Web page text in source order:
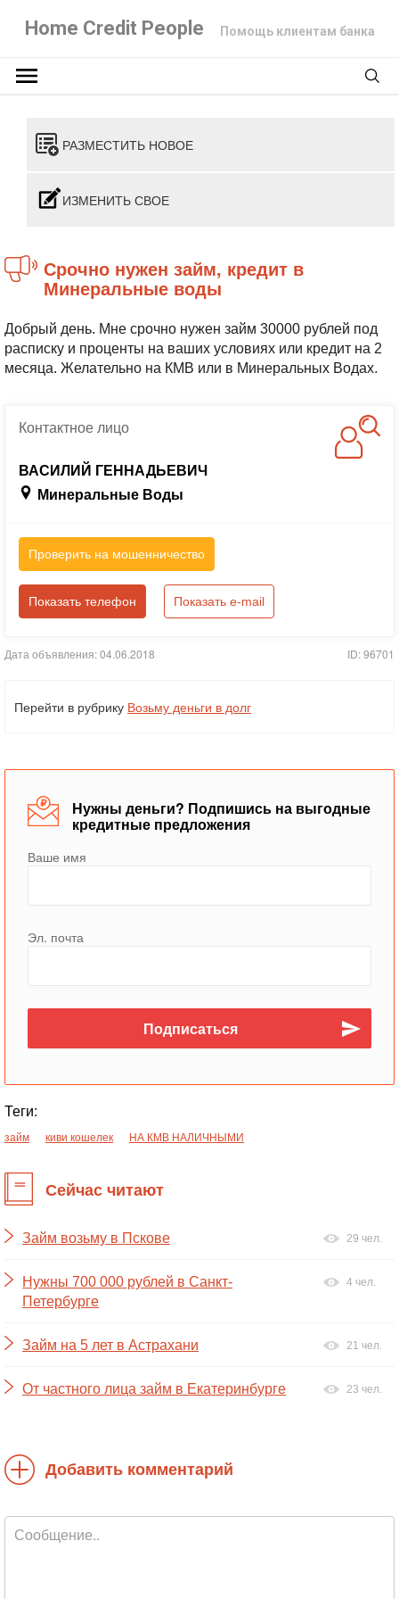
Home Credit People Помощь клиентам банка
РАЗМЕСТИТЬ НОВОЕ
ИЗМЕНИТЬ СВОЕ
Срочно нужен займ, кредит в
Минеральные воды
Добрый день. Мне срочно нужен займ 30000 рублей под
расписку и проценты на ваших условиях или кредит на 2
месяца. Желательно на КМВ или в Минеральных Водах.
Контактноелицо
ВАСИЛИЙ ГЕННАДЬЕВИЧ
Минеральные Воды
Проверить на мошенничество
Показать телефон Показать e-mail
Дата объявления: 04.06.2018 ID: 96701
Перейти в рубрику Возьму деньги в долг
Нужны деньги? Подпишись на выгодные
кредитные предложения
Ваше имя
Эл. почта
Теги:
займ киви кошелек НА КМВ НАЛИЧНЫМИ
Сейчас читают
Займ возьму в Пскове 29 чел.
Нужны 700 000 рублей в Санкт-
Петербурге
4 чел.
Займ на 5 лет в Астрахани 21 чел.
От частного лица займ в Екатеринбурге 23 чел.
Добавить комментарий